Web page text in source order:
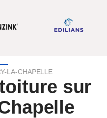
LA-CHAPELLE
sur